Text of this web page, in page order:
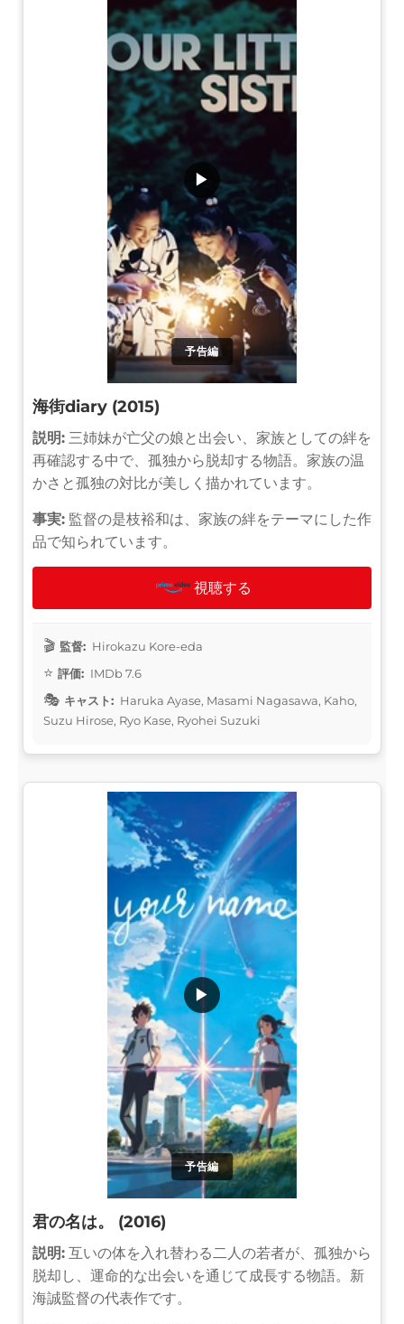
予告編
▶
海街diary (2015)
説明: 三姉妹が亡父の娘と出会い、家族としての絆を
再確認する中で、孤独から脱却する物語。家族の温
かさと孤独の対比が美しく描かれています。
事実: 監督の是枝裕和は、家族の絆をテーマにした作
品で知られています。
視聴する
監督: Hirokazu Kore-eda
評価: IMDb 7.6
キャスト: Haruka Ayase, Masami Nagasawa, Kaho,
Suzu Hirose, Ryo Kase, Ryohei Suzuki
予告編
▶
君の名は。 (2016)
説明: 互いの体を入れ替わる二人の若者が、孤独から
脱却し、運命的な出会いを通じて成長する物語。新
海誠監督の代表作です。